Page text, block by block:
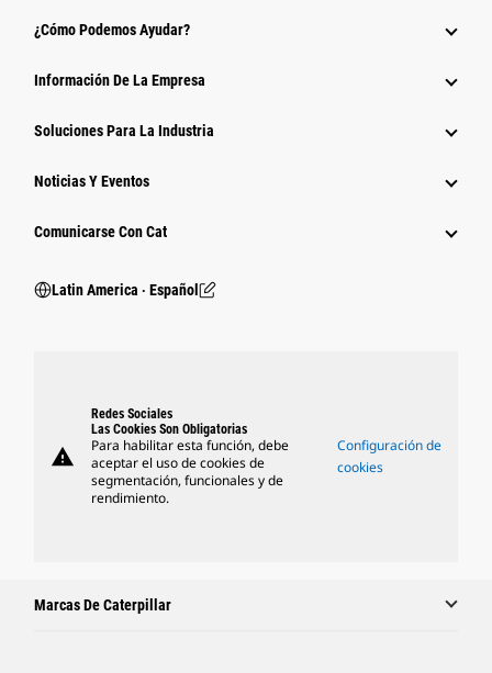
¿Cómo Podemos Ayudar?
Información De La Empresa
Soluciones Para La Industria
Noticias Y Eventos
Comunicarse Con Cat
Latin America ‧ Español
warning
Redes Sociales
Las Cookies Son Obligatorias
Para habilitar esta función, debe
aceptar el uso de cookies de
segmentación, funcionales y de
rendimiento.
Configuración de
cookies
Marcas De Caterpillar